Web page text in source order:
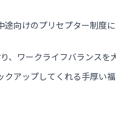
向けのプリセプター制度
ワークライフバランスを
アップしてくれる手厚い